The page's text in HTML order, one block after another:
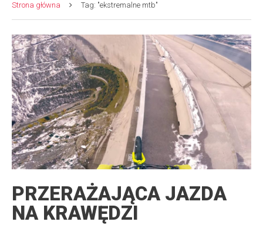
Strona główna Tag: "ekstremalne mtb"
PRZERAŻAJĄCA JAZDA
NA KRAWĘDZI